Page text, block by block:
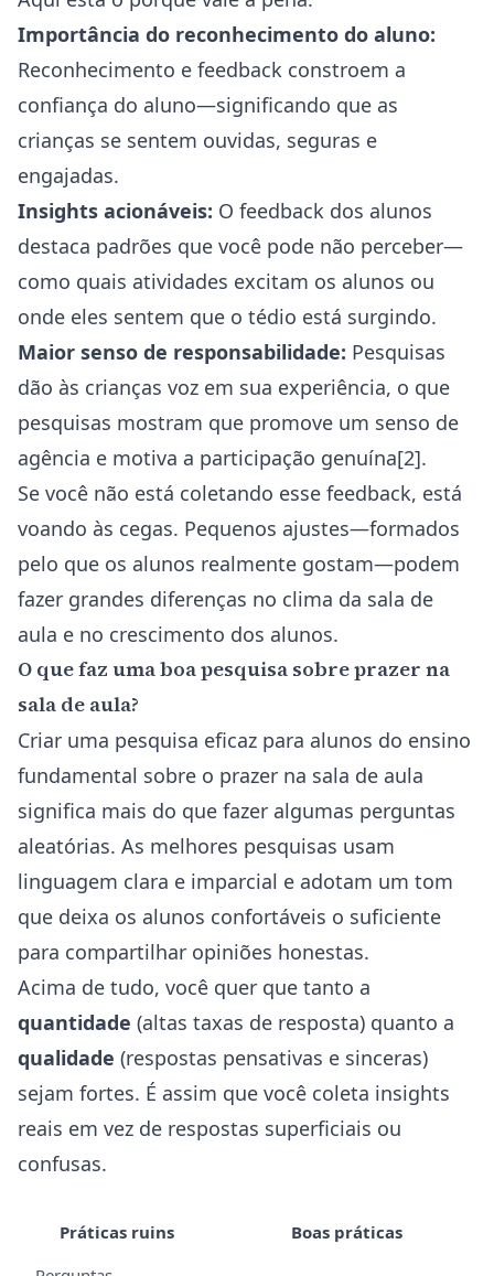
Importância do reconhecimento do aluno:
Reconhecimento e feedback constroem a
confiança do aluno—significando que as
crianças se sentem ouvidas, seguras e
engajadas.
Insights acionáveis: O feedback dos alunos
destaca padrões que você pode não perceber—
como quais atividades excitam os alunos ou
onde eles sentem que o tédio está surgindo.
Maior senso de responsabilidade: Pesquisas
dão às crianças voz em sua experiência, o que
pesquisas mostram que promove um senso de
agência e motiva a participação genuína[2].
Se você não está coletando esse feedback, está
voando às cegas. Pequenos ajustes—formados
pelo que os alunos realmente gostam—podem
fazer grandes diferenças no clima da sala de
aula e no crescimento dos alunos.
O que faz uma boa pesquisa sobre prazer na
sala de aula?
Criar uma pesquisa eficaz para alunos do ensino
fundamental sobre o prazer na sala de aula
significa mais do que fazer algumas perguntas
aleatórias. As melhores pesquisas usam
linguagem clara e imparcial e adotam um tom
que deixa os alunos confortáveis o suficiente
para compartilhar opiniões honestas.
Acima de tudo, você quer que tanto a
quantidade (altas taxas de resposta) quanto a
qualidade (respostas pensativas e sinceras)
sejam fortes. É assim que você coleta insights
reais em vez de respostas superficiais ou
confusas.
Práticas ruins
Boas práticas